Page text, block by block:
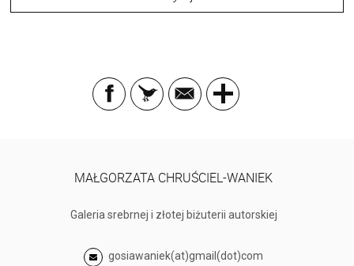
MAŁGORZATA CHRUŚCIEL-WANIEK
Galeria srebrnej i złotej biżuterii autorskiej
gosiawaniek(at)gmail(dot)com